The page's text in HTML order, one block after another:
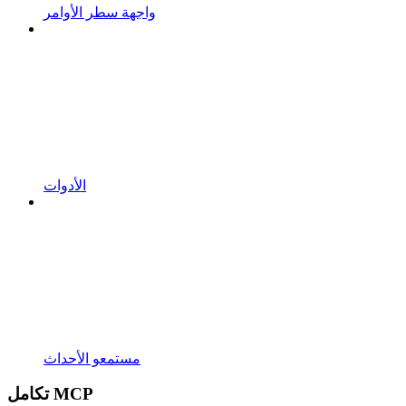
واجهة سطر الأوامر
الأدوات
مستمعو الأحداث
تكامل MCP